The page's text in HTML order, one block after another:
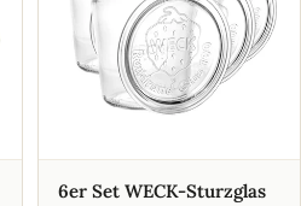
6er Set WECK-Sturzglas